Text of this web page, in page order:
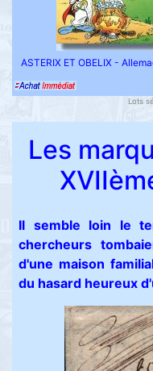
ASTERIX ET OBELIX -
Lots
Les
Il semble loin le
chercheurs
d'une maison
du hasard heureux